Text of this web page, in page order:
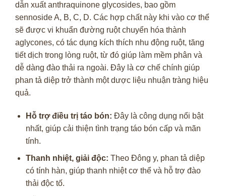
dẫn xuất anthraquinone glycosides, bao gồm
sennoside A, B, C, D. Các hợp chất này khi vào cơ thể
sẽ được vi khuẩn đường ruột chuyển hóa thành
aglycones, có tác dụng kích thích nhu động ruột, tăng
tiết dịch trong lòng ruột, từ đó giúp làm mềm phân và
dễ dàng đào thải ra ngoài. Đây là cơ chế chính giúp
phan tả diệp trở thành một dược liệu nhuận tràng hiệu
quả.
Hỗ trợ điều trị táo bón: Đây là công dụng nổi bật
nhất, giúp cải thiện tình trạng táo bón cấp và mãn
tính.
Thanh nhiệt, giải độc: Theo Đông y, phan tả diệp
có tính hàn, giúp thanh nhiệt cơ thể và hỗ trợ đào
thải độc tố.